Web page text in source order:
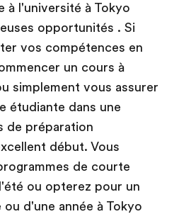
à l'université à Tokyo
opportunités . Si
vos compétences en
un cours à
simplement vous assurer
étudiante dans une
de préparation
début. Vous
de courte
ou opterez pour un
d'une année à Tokyo